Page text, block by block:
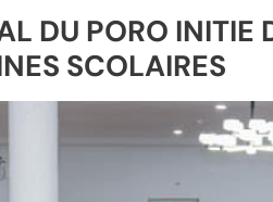
DU PORO INITIE
SCOLAIRES